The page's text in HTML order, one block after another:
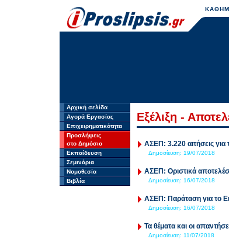
Αρχική σελίδα
Αγορά Εργασίας
Επιχειρηματικότητα
Προσλήψεις
στο Δημόσιο
Εκπαίδευση
Σεμινάρια
Νομοθεσία
Βιβλία
Εξέλιξη -
ΑΣΕΠ: 3.220 αιτήσεις
Δημοσίευση: 19/07/2018
ΑΣΕΠ: Οριστικά
Δημοσίευση: 16/07/2018
ΑΣΕΠ: Παράταση για το
Δημοσίευση: 16/07/2018
Τα θέματα και οι
Δημοσίευση: 11/07/2018